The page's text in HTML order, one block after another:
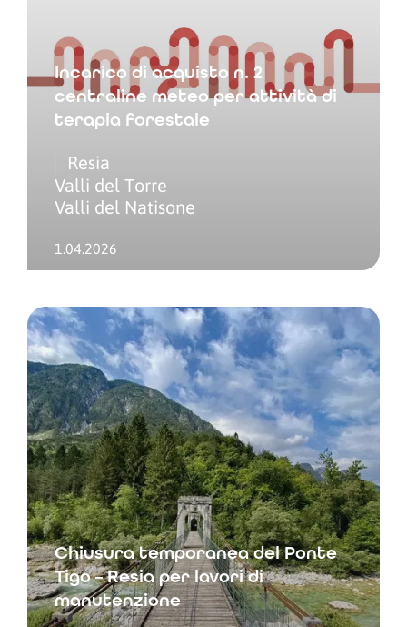
Incarico di acquisto n. 2
centraline meteo per attività di
terapia forestale
Resia
Valli del Torre
Valli del Natisone
1.04.2026
Chiusura temporanea del Ponte
Tigo – Resia per lavori di
manutenzione